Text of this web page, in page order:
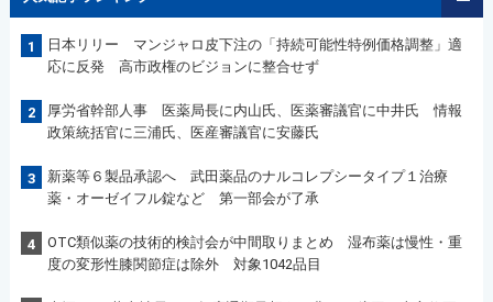
1
日本リリー マンジャロ皮下注の「持続可能性特例価格調整」適
応に反発 高市政権のビジョンに整合せず
2
厚労省幹部人事 医薬局長に内山氏、医薬審議官に中井氏 情報
政策統括官に三浦氏、医産審議官に安藤氏
3
新薬等６製品承認へ 武田薬品のナルコレプシータイプ１治療
薬・オーゼイフル錠など 第一部会が了承
4
OTC類似薬の技術的検討会が中間取りまとめ 湿布薬は慢性・重
度の変形性膝関節症は除外 対象1042品目